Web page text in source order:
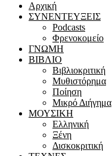
Αρχική
ΣΥΝΕΝΤΕΥΞΕΙΣ
Podcasts
Φρενοκομείο
ΓΝΩΜΗ
ΒΙΒΛΙΟ
Βιβλιοκριτική
Μυθιστόρημα
Ποίηση
Μικρό Διήγημα
ΜΟΥΣΙΚΗ
Ελληνική
Ξένη
Δισκοκριτική